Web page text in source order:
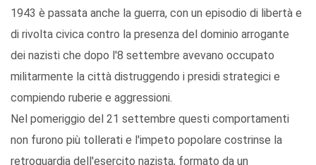
1943 è passata anche la guerra, con un episodio di libertà e
di rivolta civica contro la presenza del dominio arrogante
dei nazisti che dopo l'8 settembre avevano occupato
militarmente la città distruggendo i presidi strategici e
compiendo ruberie e aggressioni.
Nel pomeriggio del 21 settembre questi comportamenti
non furono più tollerati e l'impeto popolare costrinse la
retroguardia dell'esercito nazista, formato da un